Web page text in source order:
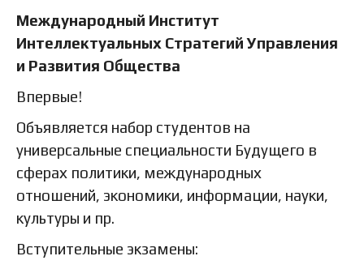
Международный Институт
Интеллектуальных Стратегий Управления
и Развития Общества
Впервые!
Объявляется набор студентов на
универсальные специальности Будущего в
сферах политики, международных
отношений, экономики, информации, науки,
культуры и пр.
Вступительные экзамены: